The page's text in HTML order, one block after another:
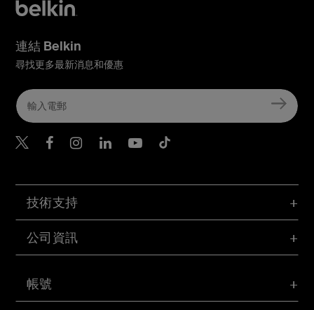
帳號
技術支持
公司資訊
連結 Belkin
尋找更多最新消息和優惠
Belkin Twitter
Belkin Hong Kong
Belkin Instagram
Belkin Hong Kong
Belkin Youtube
Belkin TikTok